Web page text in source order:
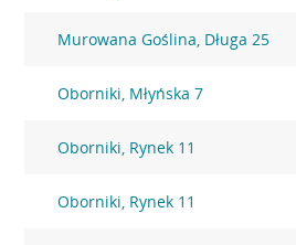
Murowana Goślina, Długa 25
Oborniki, Młyńska 7
Oborniki, Rynek 11
Oborniki, Rynek 11